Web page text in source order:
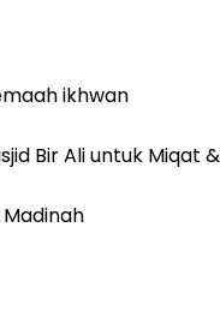
ikhwan
Bir Ali untuk Miqat &